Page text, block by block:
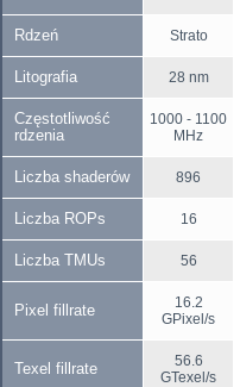
Rdzeń Strato
Litografia 28 nm
Częstotliwość
rdzenia
1000 - 1100
MHz
Liczba shaderów 896
Liczba ROPs 16
Liczba TMUs 56
Pixel fillrate
16.2
GPixel/s
Texel fillrate
56.6
GTexel/s